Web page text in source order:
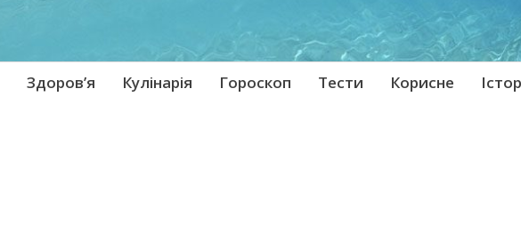
Здоров’я Кулінарія Гороскоп Тести Корисне